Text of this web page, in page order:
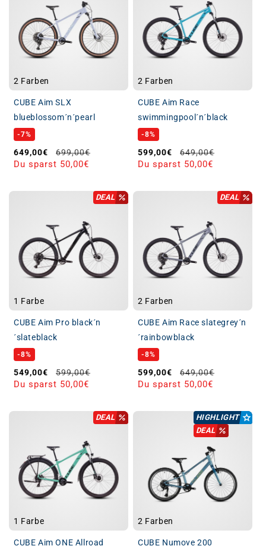
2 Farben
CUBE Aim SLX
blueblossom´n´pearl
-7%
Verkaufspreis
649,00€ Normaler Preis
699,00€
Du sparst 50,00€
2 Farben
CUBE Aim Race
swimmingpool´n´black
-8%
Verkaufspreis
599,00€ Normaler Preis
649,00€
Du sparst 50,00€
DEAL
1 Farbe
CUBE Aim Pro black´n
´slateblack
-8%
Verkaufspreis
549,00€ Normaler Preis
599,00€
Du sparst 50,00€
DEAL
2 Farben
CUBE Aim Race slategrey´n
´rainbowblack
-8%
Verkaufspreis
599,00€ Normaler Preis
649,00€
Du sparst 50,00€
DEAL
1 Farbe
CUBE Aim ONE Allroad
HIGHLIGHT
DEAL
2 Farben
CUBE Numove 200